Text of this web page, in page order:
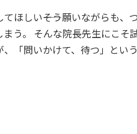
ほしい――そう願いながらも、
まう。 そんな院長先生にこそ
、「問いかけて、待つ」とい